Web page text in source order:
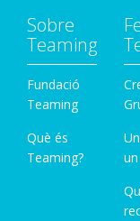
Sobre
Teaming
Fundació
Teaming
Què és
Teaming?